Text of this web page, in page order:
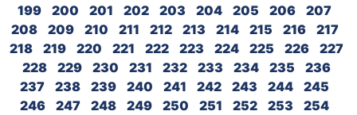
199
200 201 202 203 204 205 206
207
208
209 210 211 212 213 214 215 216
217
218
219 220 221 222 223 224 225 226
227
228
229 230 231 232 233 234 235
236
237
238 239 240 241 242 243 244
245
246
247 248 249 250 251 252 253
254